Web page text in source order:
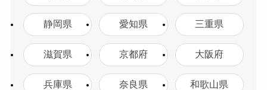
静岡県 愛知県 三重県
滋賀県 京都府 大阪府
兵庫県 奈良県 和歌山県